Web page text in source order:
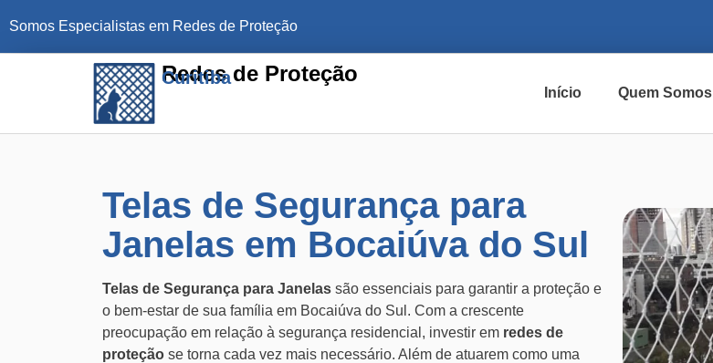
Somos Especialistas em Redes de Proteção
Redes de Proteção
Curitiba
Início Quem Somos
Telas de Segurança para
Janelas em Bocaiúva do Sul
Telas de Segurança para Janelas são essenciais para garantir a proteção e
o bem-estar de sua família em Bocaiúva do Sul. Com a crescente
preocupação em relação à segurança residencial, investir em redes de
proteção se torna cada vez mais necessário. Além de atuarem como uma